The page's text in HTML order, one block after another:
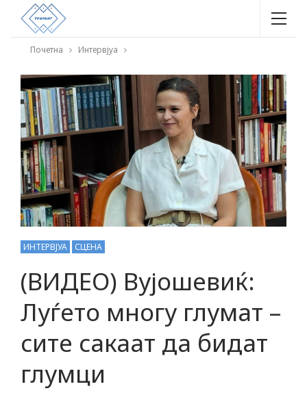
Почетна Интервјуа
ИНТЕРВЈУА СЦЕНА
(ВИДЕО) Вујошевиќ:
Луѓето многу глумат –
сите сакаат да бидат
глумци